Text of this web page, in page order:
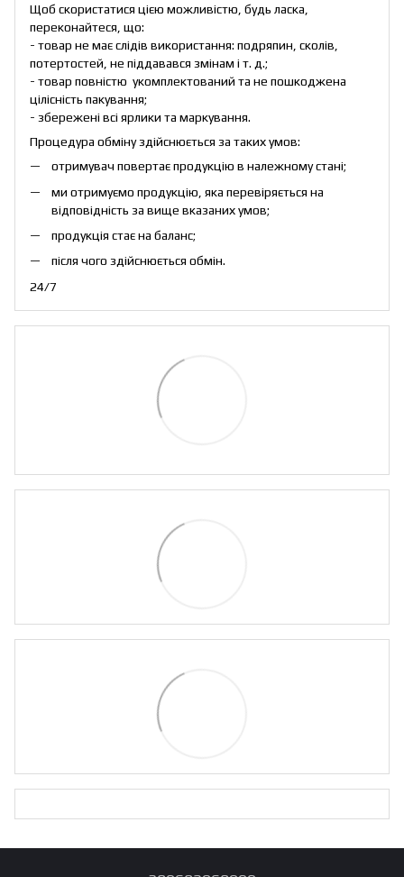
Щоб скористатися цією можливістю, будь ласка,
переконайтеся, що:
- товар не має слідів використання: подряпин, сколів,
потертостей, не піддавався змінам і т. д.;
- товар повністю укомплектований та не пошкоджена
цілісність пакування;
- збережені всі ярлики та маркування.
Процедура обміну здійснюється за таких умов:
отримувач повертає продукцію в належному стані;
ми отримуємо продукцію, яка перевіряється на
відповідність за вище вказаних умов;
продукція стає на баланс;
після чого здійснюється обмін.
24/7